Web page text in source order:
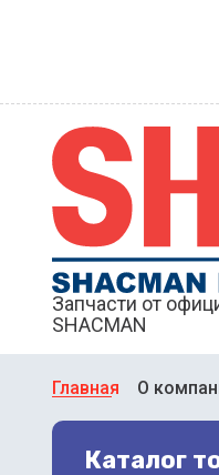
Запчасти от
SHACMAN
Главная О
Каталог